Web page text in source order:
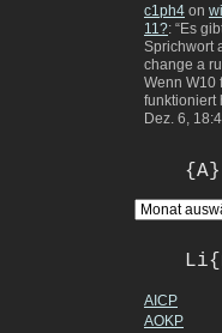
c1ph4 on
11?: “Es
Sprichwort
change a
Wenn W10
funktioniert
Dez. 6,
AICP
AOKP